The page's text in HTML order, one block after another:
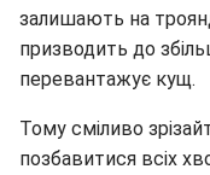
залишають на
призводить до
перевантажує кущ.
Тому сміливо
позбавитися всіх